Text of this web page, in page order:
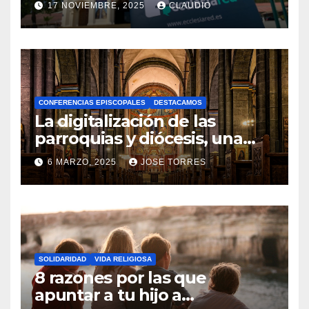
gracias a Ecclesiared
17 NOVIEMBRE, 2025 CLAUDIO
N
O
H
A
Y
C
O
M
N
T
A
R
I
CONFERENCIAS EPISCOPALES DESTACAMOS
La digitalización de las
parroquias y diócesis, una
realidad ya para el futuro de
la Iglesia
6 MARZO, 2025 JOSE TORRES
N
O
H
A
Y
SOLIDARIDAD VIDA RELIGIOSA
8 razones por las que
apuntar a tu hijo a